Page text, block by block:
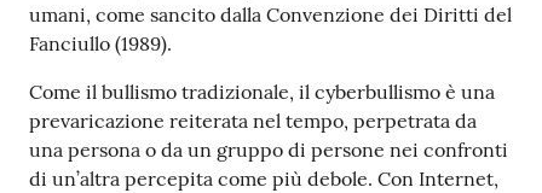
a
e
t
e
o
umani, come sancito dalla Convenzione dei Diritti del
Fanciullo (1989).
Come il bullismo tradizionale, il cyberbullismo è una
prevaricazione reiterata nel tempo, perpetrata da
una persona o da un gruppo di persone nei confronti
di un’altra percepita come più debole. Con Internet,